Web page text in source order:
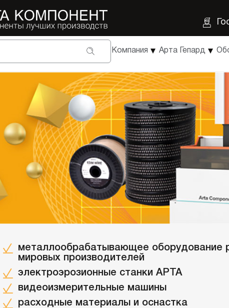
Компания Арта Гепард
металлообрабатывающее оборудование
мировых производителей
электроэрозионные станки АРТА
видеоизмерительные машины
расходные материалы и оснастка